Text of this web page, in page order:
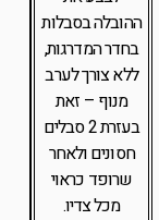
ההובלה בסבלות
בחדר המדרגות,
ללא צורך לערב
מנוף – זאת
בעזרת 2 סבלים
חסונים ולאחר
שרופד כראוי
מכל צדיו.